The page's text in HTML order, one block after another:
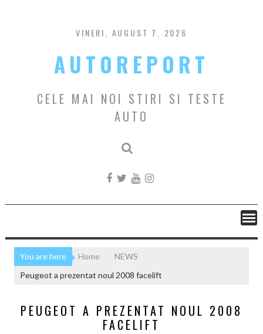
content
VINERI, AUGUST 7, 2026
AUTOREPORT
CELE MAI NOI STIRI SI TESTE
AUTO
You are here Home
NEWS
Peugeot a prezentat noul 2008 facelift
PEUGEOT A PREZENTAT NOUL 2008
FACELIFT